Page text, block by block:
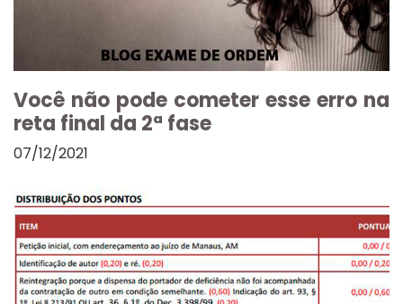
Você não pode cometer esse erro na
reta final da 2ª fase
07/12/2021